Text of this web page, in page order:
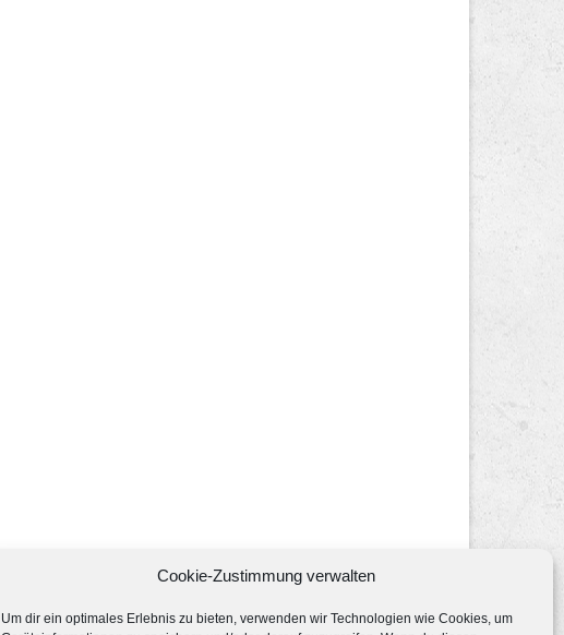
Cookie-Zustimmung verwalten
Um dir ein optimales Erlebnis zu bieten, verwenden wir Technologien wie Cookies, um